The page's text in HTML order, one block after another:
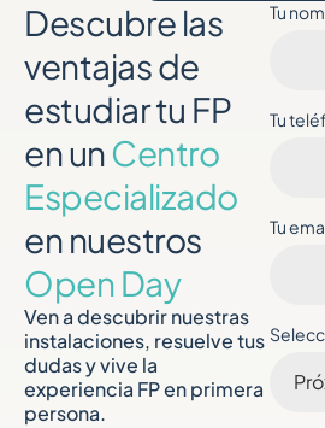
Descubre las
ventajas de
estudiar tu FP
en unCentro
Especializado
en nuestros
Open Day
Ven a descubrir nuestras
instalaciones, resuelve tus
dudas y vive la
experiencia FP en primera
persona.
Tu
Tu
Tu